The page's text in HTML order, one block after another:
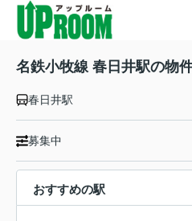
名鉄小牧線 春日井駅の物
春日井駅
募集中
おすすめの駅